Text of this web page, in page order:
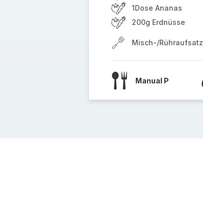
1Dose Ananas
200g Erdnüsse
Misch-/Rühraufsatz
Manual P